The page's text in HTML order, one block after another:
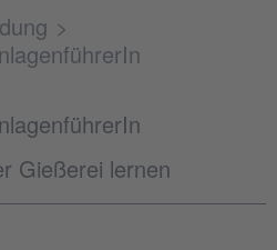
Gießerei lernen